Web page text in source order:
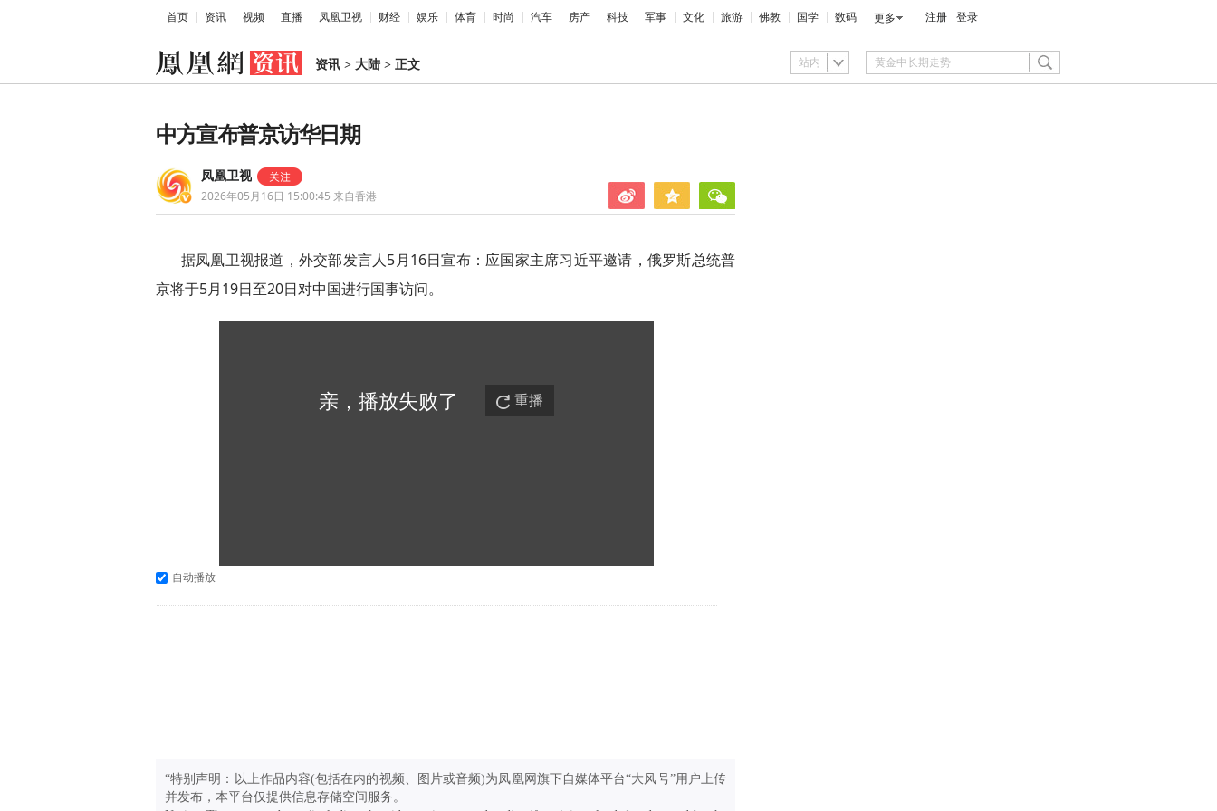
首页 资讯 视频 直播 凤凰卫视 财经 娱乐 体育 时尚 汽车 房产 科技 军事 文化 旅游 佛教 国学 数码 更多 注册 登录
资讯 > 大陆 > 正文 站内
中方宣布普京访华日期
凤凰卫视
2026年05月16日 15:00:45 来自香港
据凤凰卫视报道，外交部发言人5月16日宣布：应国家主席习近平邀请，俄罗斯总统普
京将于5月19日至20日对中国进行国事访问。
亲，播放失败了 重播
自动播放
“特别声明：以上作品内容(包括在内的视频、图片或音频)为凤凰网旗下自媒体平台“大风号”用户上传
并发布，本平台仅提供信息存储空间服务。